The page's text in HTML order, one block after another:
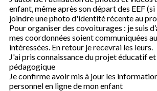
enfant, même après son départ des EEF
joindre une photo d'identité récente au
Pour organiser des covoiturages : je suis
mes coordonnées soient communiquées
intéressées. En retour je recevrai les leurs.
J'ai pris connaissance du projet éducatif
pédagogique
Je confirme avoir mis à jour les
personnel en ligne de mon enfant